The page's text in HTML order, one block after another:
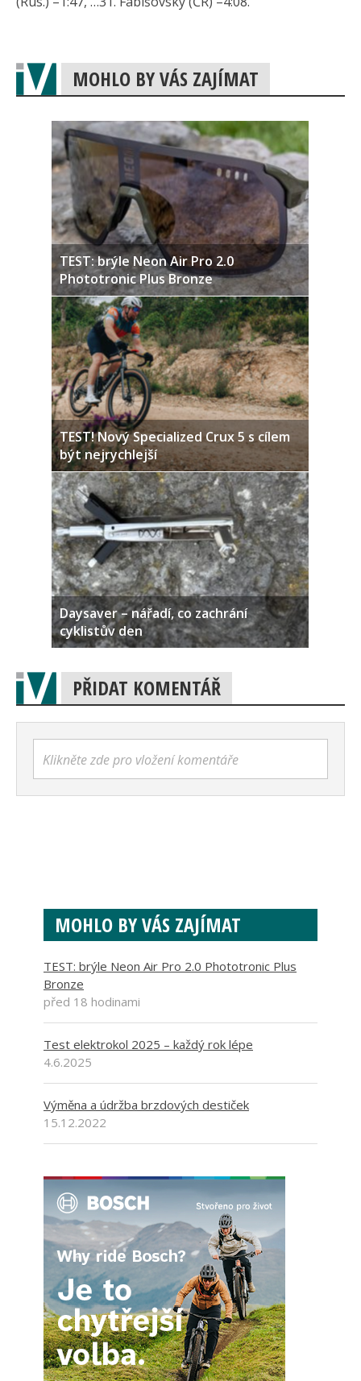
MOHLO BY VÁS ZAJÍMAT
TEST: brýle Neon Air Pro 2.0
Phototronic Plus Bronze
TEST! Nový Specialized Crux 5 s cílem
být nejrychlejší
Daysaver – nářadí, co zachrání
cyklistův den
PŘIDAT KOMENTÁŘ
Klikněte zde pro vložení komentáře
MOHLO BY VÁS ZAJÍMAT
TEST: brýle Neon Air Pro 2.0 Phototronic Plus
Bronze
před 18 hodinami
Test elektrokol 2025 – každý rok lépe
4.6.2025
Výměna a údržba brzdových destiček
15.12.2022